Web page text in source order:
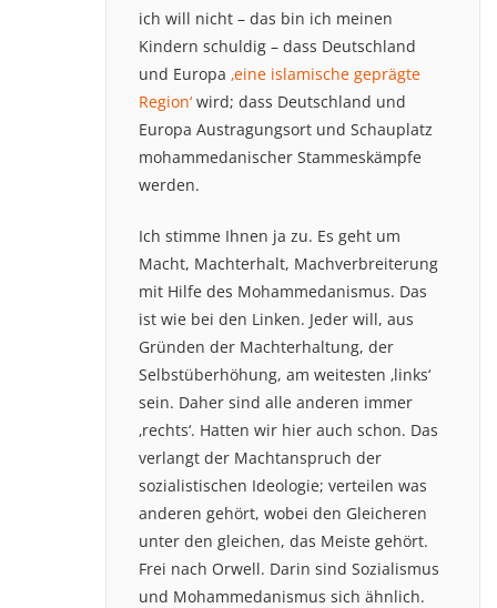
ich will nicht – das bin ich meinen
Kindern schuldig – dass Deutschland
und Europa ‚eine islamische geprägte
Region‘ wird; dass Deutschland und
Europa Austragungsort und Schauplatz
mohammedanischer Stammeskämpfe
werden.
Ich stimme Ihnen ja zu. Es geht um
Macht, Machterhalt, Machverbreiterung
mit Hilfe des Mohammedanismus. Das
ist wie bei den Linken. Jeder will, aus
Gründen der Machterhaltung, der
Selbstüberhöhung, am weitesten ‚links‘
sein. Daher sind alle anderen immer
‚rechts‘. Hatten wir hier auch schon. Das
verlangt der Machtanspruch der
sozialistischen Ideologie; verteilen was
anderen gehört, wobei den Gleicheren
unter den gleichen, das Meiste gehört.
Frei nach Orwell. Darin sind Sozialismus
und Mohammedanismus sich ähnlich.